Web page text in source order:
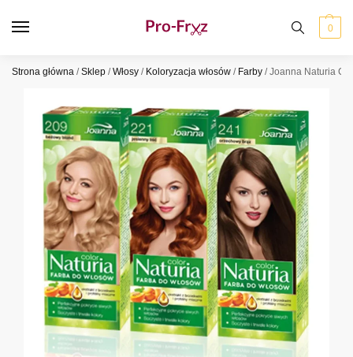
0
Strona główna /Sklep /Włosy / Koloryzacja włosów / Farby /Joanna Naturia